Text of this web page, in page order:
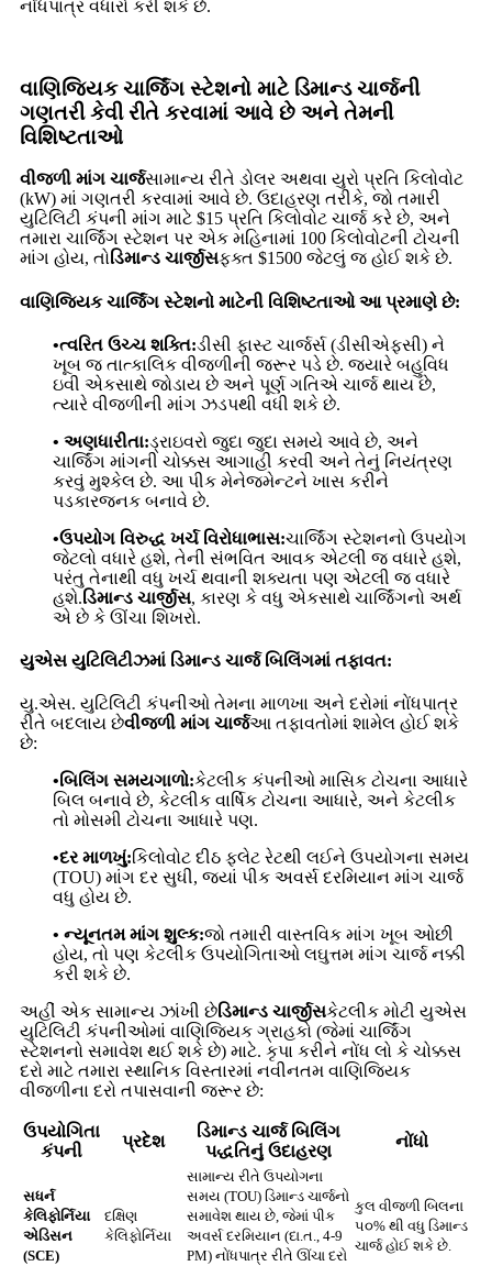
નોંધપાત્ર વધારો કરી શકે છે.
વાણિજ્યિક ચાર્જિંગ સ્ટેશનો માટે ડિમાન્ડ ચાર્જની
ગણતરી કેવી રીતે કરવામાં આવે છે અને તેમની
વિશિષ્ટતાઓ
વીજળી માંગ ચાર્જસામાન્ય રીતે ડોલર અથવા યુરો પ્રતિ કિલોવોટ
(kW) માં ગણતરી કરવામાં આવે છે. ઉદાહરણ તરીકે, જો તમારી
યુટિલિટી કંપની માંગ માટે $15 પ્રતિ કિલોવોટ ચાર્જ કરે છે, અને
તમારા ચાર્જિંગ સ્ટેશન પર એક મહિનામાં 100 કિલોવોટની ટોચની
માંગ હોય, તોડિમાન્ડ ચાર્જીસફક્ત $1500 જેટલું જ હોઈ શકે છે.
વાણિજ્યિક ચાર્જિંગ સ્ટેશનો માટેની વિશિષ્ટતાઓ આ પ્રમાણે છે:
•ત્વરિત ઉચ્ચ શક્તિ:ડીસી ફાસ્ટ ચાર્જર્સ (ડીસીએફસી) ને
ખૂબ જ તાત્કાલિક વીજળીની જરૂર પડે છે. જ્યારે બહુવિધ
ઇવી એકસાથે જોડાય છે અને પૂર્ણ ગતિએ ચાર્જ થાય છે,
ત્યારે વીજળીની માંગ ઝડપથી વધી શકે છે.
• અણધારીતા:ડ્રાઇવરો જુદા જુદા સમયે આવે છે, અને
ચાર્જિંગ માંગની ચોક્કસ આગાહી કરવી અને તેનું નિયંત્રણ
કરવું મુશ્કેલ છે. આ પીક મેનેજમેન્ટને ખાસ કરીને
પડકારજનક બનાવે છે.
•ઉપયોગ વિરુદ્ધ ખર્ચ વિરોધાભાસ:ચાર્જિંગ સ્ટેશનનો ઉપયોગ
જેટલો વધારે હશે, તેની સંભવિત આવક એટલી જ વધારે હશે,
પરંતુ તેનાથી વધુ ખર્ચ થવાની શક્યતા પણ એટલી જ વધારે
હશે.ડિમાન્ડ ચાર્જીસ, કારણ કે વધુ એકસાથે ચાર્જિંગનો અર્થ
એ છે કે ઊંચા શિખરો.
યુએસ યુટિલિટીઝમાં ડિમાન્ડ ચાર્જ બિલિંગમાં તફાવત:
યુ.એસ. યુટિલિટી કંપનીઓ તેમના માળખા અને દરોમાં નોંધપાત્ર
રીતે બદલાય છેવીજળી માંગ ચાર્જઆ તફાવતોમાં શામેલ હોઈ શકે
છે:
•બિલિંગ સમયગાળો:કેટલીક કંપનીઓ માસિક ટોચના આધારે
બિલ બનાવે છે, કેટલીક વાર્ષિક ટોચના આધારે, અને કેટલીક
તો મોસમી ટોચના આધારે પણ.
•દર માળખું:કિલોવોટ દીઠ ફ્લેટ રેટથી લઈને ઉપયોગના સમય
(TOU) માંગ દર સુધી, જ્યાં પીક અવર્સ દરમિયાન માંગ ચાર્જ
વધુ હોય છે.
• ન્યૂનતમ માંગ શુલ્ક:જો તમારી વાસ્તવિક માંગ ખૂબ ઓછી
હોય, તો પણ કેટલીક ઉપયોગિતાઓ લઘુત્તમ માંગ ચાર્જ નક્કી
કરી શકે છે.
અહીં એક સામાન્ય ઝાંખી છેડિમાન્ડ ચાર્જીસકેટલીક મોટી યુએસ
યુટિલિટી કંપનીઓમાં વાણિજ્યિક ગ્રાહકો (જેમાં ચાર્જિંગ
સ્ટેશનનો સમાવેશ થઈ શકે છે) માટે. કૃપા કરીને નોંધ લો કે ચોક્કસ
દરો માટે તમારા સ્થાનિક વિસ્તારમાં નવીનતમ વાણિજ્યિક
વીજળીના દરો તપાસવાની જરૂર છે:
ઉપયોગિતા
કંપની
પ્રદેશ
ડિમાન્ડ ચાર્જ બિલિંગ
પદ્ધતિનું ઉદાહરણ
નોંધો
સધર્ન
કેલિફોર્નિયા
એડિસન
(SCE)
દક્ષિણ
કેલિફોર્નિયા
સામાન્ય રીતે ઉપયોગના
સમય (TOU) ડિમાન્ડ ચાર્જનો
સમાવેશ થાય છે, જેમાં પીક
અવર્સ દરમિયાન (દા.ત., 4-9
PM) નોંધપાત્ર રીતે ઊંચા દરો
કુલ વીજળી બિલના
૫૦% થી વધુ ડિમાન્ડ
ચાર્જ હોઈ શકે છે.